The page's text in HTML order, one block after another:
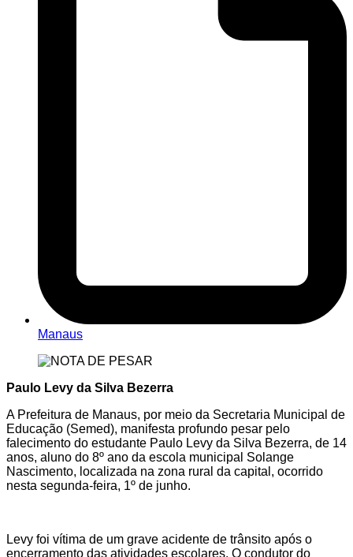
Manaus
Paulo Levy da Silva Bezerra
A Prefeitura de Manaus, por meio da Secretaria Municipal de
Educação (Semed), manifesta profundo pesar pelo
falecimento do estudante Paulo Levy da Silva Bezerra, de 14
anos, aluno do 8º ano da escola municipal Solange
Nascimento, localizada na zona rural da capital, ocorrido
nesta segunda-feira, 1º de junho.
Levy foi vítima de um grave acidente de trânsito após o
encerramento das atividades escolares. O condutor do